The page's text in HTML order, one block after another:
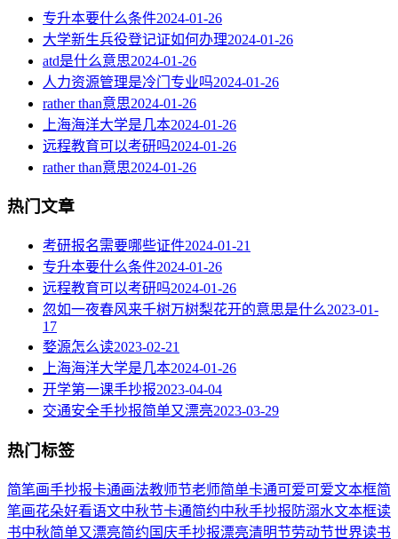
专升本要什么条件2024-01-26
大学新生兵役登记证如何办理2024-01-26
atd是什么意思2024-01-26
人力资源管理是冷门专业吗2024-01-26
rather than意思2024-01-26
上海海洋大学是几本2024-01-26
远程教育可以考研吗2024-01-26
rather than意思2024-01-26
热门文章
考研报名需要哪些证件2024-01-21
专升本要什么条件2024-01-26
远程教育可以考研吗2024-01-26
忽如一夜春风来千树万树梨花开的意思是什么2023-01-
17
婺源怎么读2023-02-21
上海海洋大学是几本2024-01-26
开学第一课手抄报2023-04-04
交通安全手抄报简单又漂亮2023-03-29
热门标签
简笔画手抄报卡通画法教师节老师简单卡通可爱可爱文本框简
笔画花朵好看语文中秋节卡通简约中秋手抄报 防溺水文本框读
书中秋简单又漂亮简约 国庆手抄报漂亮清明节劳动节世界读书